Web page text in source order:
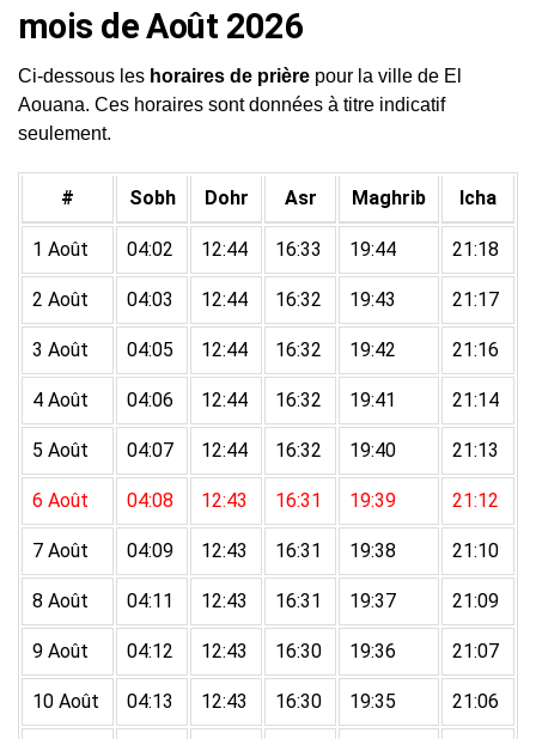
mois de Août 2026
Ci-dessous les horaires de prière pour la ville de El
Aouana. Ces horaires sont données à titre indicatif
seulement.
# Sobh Dohr Asr Maghrib Icha
1 Août 04:02 12:44 16:33 19:44 21:18
2 Août 04:03 12:44 16:32 19:43 21:17
3 Août 04:05 12:44 16:32 19:42 21:16
4 Août 04:06 12:44 16:32 19:41 21:14
5 Août 04:07 12:44 16:32 19:40 21:13
6 Août 04:08 12:43 16:31 19:39 21:12
7 Août 04:09 12:43 16:31 19:38 21:10
8 Août 04:11 12:43 16:31 19:37 21:09
9 Août 04:12 12:43 16:30 19:36 21:07
10 Août 04:13 12:43 16:30 19:35 21:06